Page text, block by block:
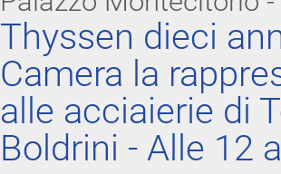
Thyssen dieci
Camera la
alle acciaierie di
Boldrini - Alle 12